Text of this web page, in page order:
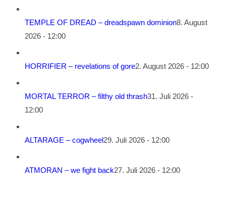
TEMPLE OF DREAD – dreadspawn dominion8. August
2026 - 12:00
HORRIFIER – revelations of gore2. August 2026 - 12:00
MORTAL TERROR – filthy old thrash31. Juli 2026 -
12:00
ALTARAGE – cogwheel29. Juli 2026 - 12:00
ATMORAN – we fight back27. Juli 2026 - 12:00